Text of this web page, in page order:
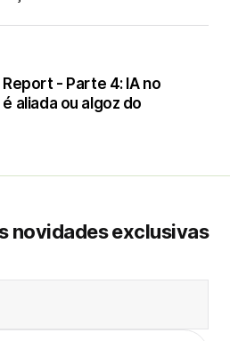
- Parte 4: IA no
aliada ou algoz do
novidades exclusivas